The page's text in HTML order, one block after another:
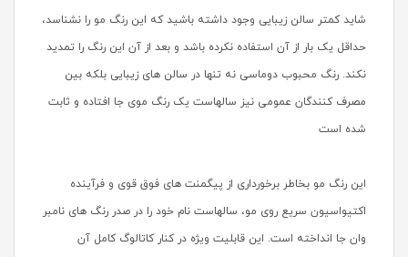
شاید کمتر سالن زیبایی وجود داشته باشید که این رنگ مو را نشناسد،
حداقل یک بار از آن استفاده نکرده باشد و بعد از آن این رنگ را تمدید
نکند. رنگ محبوب دوماسی نه تنها در سالن های زیبایی بلکه بین
مصرف کنندگان عمومی نیز سالهاست یک رنگ موی جا افتاده و ثابت
شده است
این رنگ مو بخاطر برخورداری از پیگمنت های فوق قوی و فرآینده
اکتیواسیون سریع روی مو، سالهاست نام خود را در صدر رنگ های نامبر
وان جا انداخته است. این قابلیت ویژه در کنار کاتالوگ کامل آن